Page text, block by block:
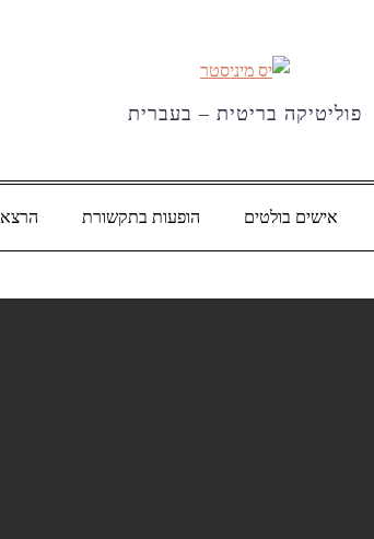
פוליטיקה בריטית – בעברית
אישים בולטים הופעות בתקשורת